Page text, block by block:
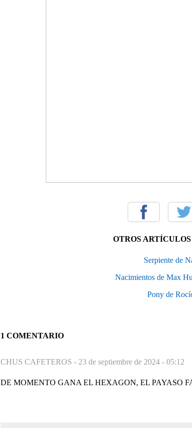
OTROS
Serpiente de
Nacimientos de Max
Pony de
1 COMENTARIO
CHUS CAFETEROS - 23 de septiembre de 2024 - 05:12
DE MOMENTO GANA EL HEXAGON, EL PAYASO